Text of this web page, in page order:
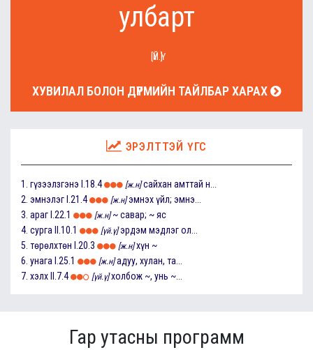
улбарт
[ҮЙ.Ү]
ХУВИЛАЛ БОЛОН ДҮРМИЙН ТАЙЛБАР ХАРАХ
ЭРЭЛТТЭЙ ҮГС
1. гүзээлзгэнэ I.18.4 [ж.н] сайхан амттай н...
2. эмнэлэг I.21.4 [ж.н] эмнэх үйл; эмнэ...
3. араг I.22.1 [ж.н] ~ савар; ~ яс
4. сурга II.10.1 [үй.ү] эрдэм мэдлэг ол...
5. төрөлхтөн I.20.3 [ж.н] хүн ~
6. унага I.25.1 [ж.н] адуу, хулан, та...
7. хэлх II.7.4 [үй.ү] холбож ~, унь ~...
Гар утасны программ